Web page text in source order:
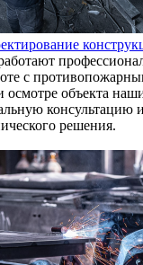
с
объекта
консультацию
решения.